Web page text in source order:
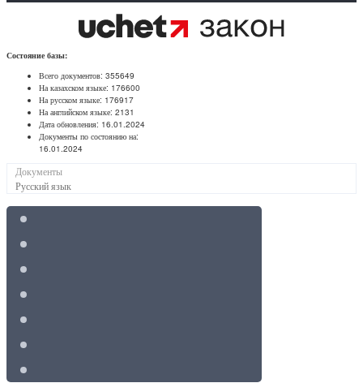
Состояние базы:
Всего документов: 355649
На казахском языке: 176600
На русском языке: 176917
На английском языке: 2131
Дата обновления: 16.01.2024
Документы по состоянию на:
16.01.2024
Документы
Русский язык